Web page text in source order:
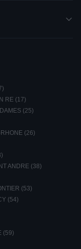
RE (17)
(25)
(26)
ANDRE (38)
(53)
(54)
(59)